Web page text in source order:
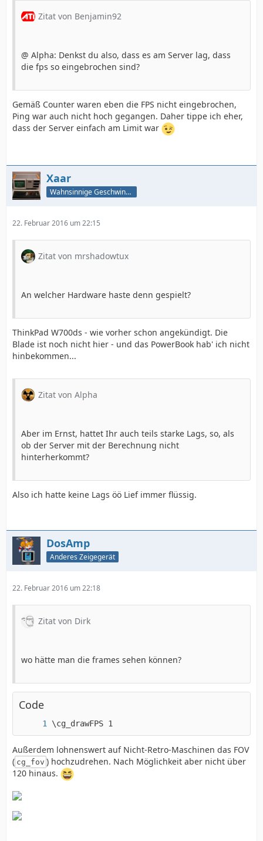
Zitat von Benjamin92
@ Alpha: Denkst du also, dass es am Server lag, dass
die fps so eingebrochen sind?
Gemäß Counter waren eben die FPS nicht eingebrochen,
Ping war auch nicht hoch gegangen. Daher tippe ich eher,
dass der Server einfach am Limit war
Xaar
Wahnsinnige Geschwindigkeit - und los!
22. Februar 2016 um 22:15
Zitat von mrshadowtux
An welcher Hardware haste denn gespielt?
ThinkPad W700ds - wie vorher schon angekündigt. Die
Blade ist noch nicht hier - und das PowerBook hab' ich nicht
hinbekommen...
Zitat von Alpha
Aber im Ernst, hattet Ihr auch teils starke Lags, so, als
ob der Server mit der Berechnung nicht
hinterherkommt?
Also ich hatte keine Lags öö Lief immer flüssig.
DosAmp
Anderes Zeigegerät
22. Februar 2016 um 22:18
Zitat von Dirk
wo hätte man die frames sehen können?
Code
\cg_drawFPS 1
Außerdem lohnenswert auf Nicht-Retro-Maschinen das FOV
( cg_fov ) hochzudrehen. Nach Möglichkeit aber nicht über
120 hinaus.